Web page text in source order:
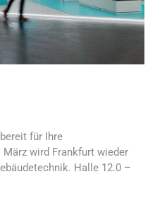
für Ihre
wird Frankfurt wieder
Halle 12.0 –